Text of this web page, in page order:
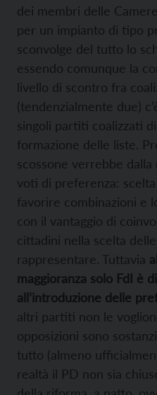
dei membri delle
per un impianto di tipo
sconvolge del tutto lo
essendo comunque la
livello di scontro fra
(tendenzialmente due)
singoli partiti coalizzati
formazione delle liste.
scossone verrebbe
voti di preferenza:
favorire combinazioni e
con il vantaggio di
cittadini nella scelta
rappresentare. Tuttavia
maggioranza solo FdI è
all’introduzione delle
altri partiti non le
opposizioni sono
tutto (almeno
realtà il PD non sia